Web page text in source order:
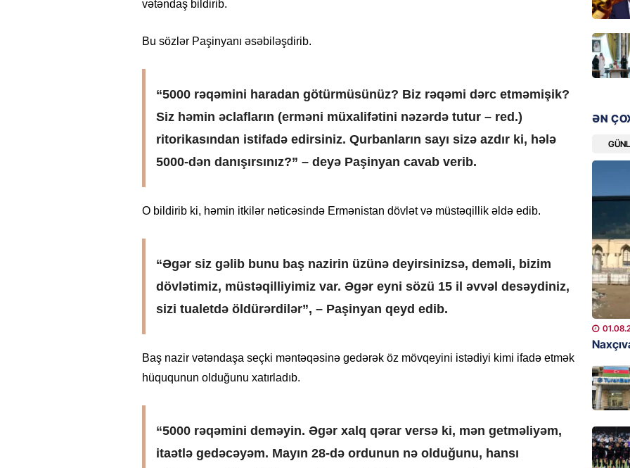
vətəndaş bildirib.
Bu sözlər Paşinyanı əsəbiləşdirib.
“5000 rəqəmini haradan götürmüsünüz? Biz rəqəmi dərc etməmişik?
Siz həmin əclafların (erməni müxalifətini nəzərdə tutur – red.)
ritorikasından istifadə edirsiniz. Qurbanların sayı sizə azdır ki, hələ
5000-dən danışırsınız?” – deyə Paşinyan cavab verib.
O bildirib ki, həmin itkilər nəticəsində Ermənistan dövlət və müstəqillik əldə edib.
“Əgər siz gəlib bunu baş nazirin üzünə deyirsinizsə, deməli, bizim
dövlətimiz, müstəqilliyimiz var. Əgər eyni sözü 15 il əvvəl desəydiniz,
sizi tualetdə öldürərdilər”, – Paşinyan qeyd edib.
Baş nazir vətəndaşa seçki məntəqəsinə gedərək öz mövqeyini istədiyi kimi ifadə etmək
hüququnun olduğunu xatırladıb.
“5000 rəqəmini deməyin. Əgər xalq qərar versə ki, mən getməliyəm,
itaətlə gedəcəyəm. Mayın 28-də ordunun nə olduğunu, hansı
GÜNDƏM
milyon
xərcləri
GÜNDƏM
Dosye
MANŞET
sazişi
ƏN